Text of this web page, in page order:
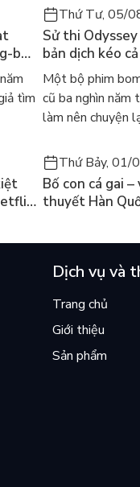
bok
tìm
Thứ Tư, 05/
Sử thi
bản dịch kéo
học kinh điển
Một bộ phim
cũ ba nghìn năm
làm nên chuyện
Thứ Bảy, 01/
Bố con cá gai
thuyết Hàn
Dịch vụ và
Trang chủ
Giới thiệu
Sản phẩm